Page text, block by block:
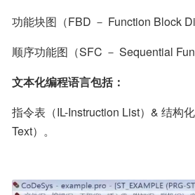
功能块图（FBD － Function Block
顺序功能图（SFC － Sequential
文本化编程语言包括：
指令表（IL-Instruction List）& 结构
Text）。